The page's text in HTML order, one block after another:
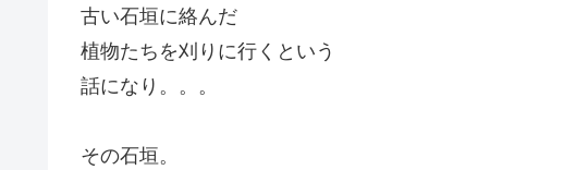
古い石垣に絡んだ
植物たちを刈りに行くという
話になり。。。
その石垣。